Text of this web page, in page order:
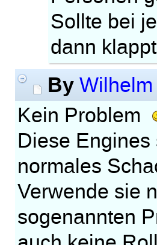
Sollte bei
dann
By
Kein Problem
Diese
normales
Verwende sie
sogenannten